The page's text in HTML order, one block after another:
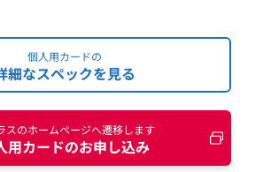
個人用カードの
細なスペックを見る
スのホームページへ遷移します
用カードのお申し込み